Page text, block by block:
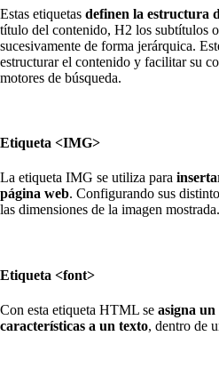
Estas etiquetas definen la estructura
título del contenido, H2 los subtítulos
sucesivamente de forma jerárquica.
estructurar el contenido y facilitar su
motores de búsqueda.
Etiqueta <IMG>
La etiqueta IMG se utiliza para
página web. Configurando sus
las dimensiones de la imagen mostrada.
Etiqueta <font>
Con esta etiqueta HTML se asigna
características a un texto, dentro de